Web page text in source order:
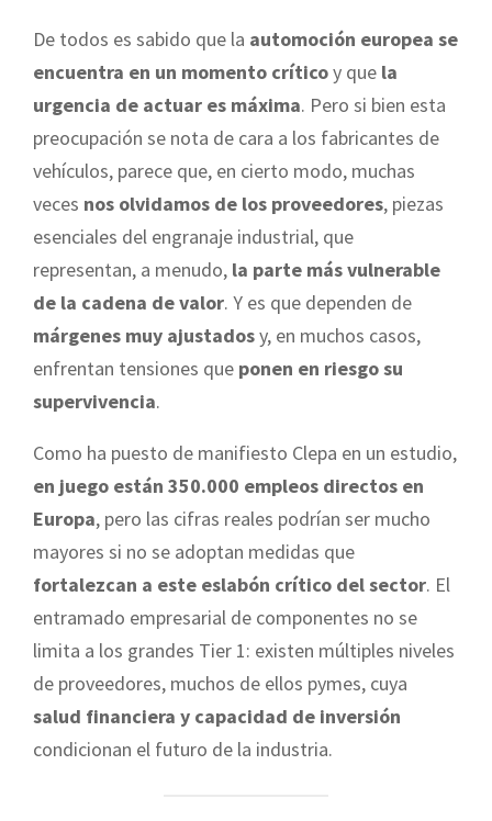
De todos es sabido que la automoción europea se
encuentra en un momento críticoy que la
urgencia de actuar es máxima. Pero si bien esta
preocupación se nota de cara a los fabricantes de
vehículos, parece que, en cierto modo, muchas
veces nos olvidamos de los proveedores, piezas
esenciales del engranaje industrial, que
representan, a menudo, la parte más vulnerable
de la cadena de valor. Y es que dependen de
márgenes muy ajustadosy, en muchos casos,
enfrentan tensiones que ponen en riesgo su
supervivencia.
Como ha puesto de manifiesto Clepa en un estudio,
en juego están 350.000 empleos directos en
Europa, pero las cifras reales podrían ser mucho
mayores si no se adoptan medidas que
fortalezcan a este eslabón crítico del sector. El
entramado empresarial de componentes no se
limita a los grandes Tier 1: existen múltiples niveles
de proveedores, muchos de ellos pymes, cuya
salud financiera y capacidad de inversión
condicionan el futuro de la industria.